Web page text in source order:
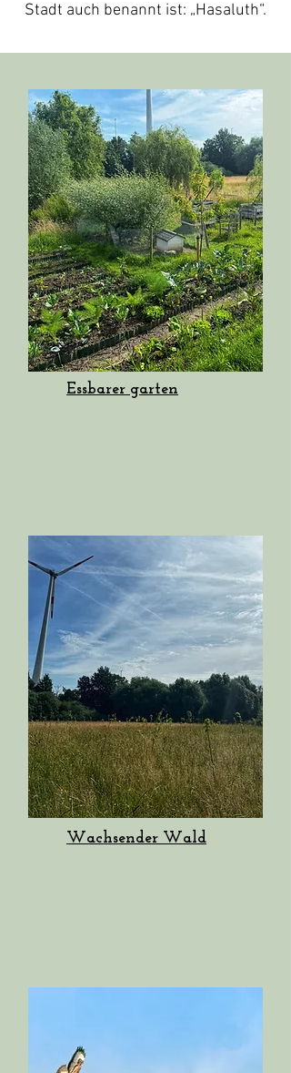
Stadt auch benannt ist: „Hasaluth“.​
Essbarer garten
Wachsender Wald